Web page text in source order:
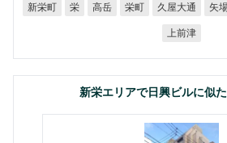
新栄町 栄 高岳 栄町 久屋大通 矢
上前津
新栄エリアで日興ビルに似